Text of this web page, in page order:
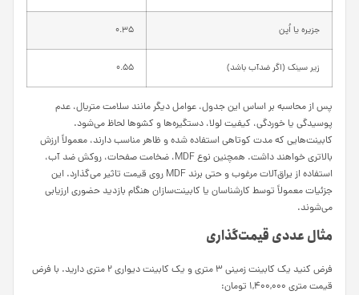
جزیره یا اُپن ۰.۳۵
زیر سینک (اگر ضدآب باشد) ۰.۵۵
پس از محاسبه بر اساس این جدول، عوامل دیگر مانند سلامت متریال، عدم
پوسیدگی یا خوردگی، کیفیت لولا، دستگیره‌ها و کشوها لحاظ می‌شود.
کابینت‌هایی که مدت کوتاهی استفاده شده و ظاهر مناسب دارند، معمولاً ارزش
بالاتری خواهند داشت. همچنین نوع MDF، ضخامت صفحات، روکش ضد آب،
استفاده از یراق‌آلات مرغوب و حتی برند MDF روی قیمت تاثیر می‌گذارد. این
جزئیات معمولاً توسط کارشناسان یا کابینت‌سازان هنگام بازدید حضوری ارزیابی
می‌شوند.
مثال عددی قیمت‌گذاری
فرض کنید یک کابینت زمینی ۳ متری و یک کابینت دیواری ۲ متری دارید. با فرض
قیمت متری ۱,۴۰۰,۰۰۰ تومان: